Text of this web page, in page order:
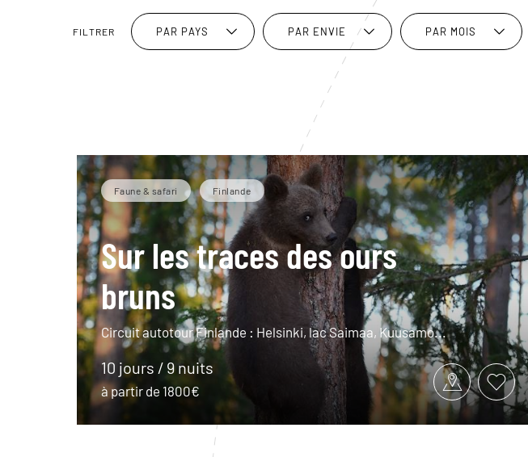
FILTRER PAR PAYS PAR ENVIE PAR MOIS
Faune & safari Finlande
Sur les traces des ours
bruns
Circuit autotour Finlande : Helsinki, lac Saimaa, Kuusamo...
10 jours / 9 nuits
à partir de 1800€